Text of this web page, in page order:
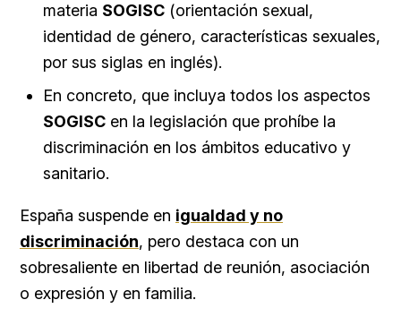
materia SOGISC (orientación sexual,
identidad de género, características sexuales,
por sus siglas en inglés).
En concreto, que incluya todos los aspectos
SOGISC en la legislación que prohíbe la
discriminación en los ámbitos educativo y
sanitario.
España suspende en igualdad y no
discriminación, pero destaca con un
sobresaliente en libertad de reunión, asociación
o expresión y en familia.